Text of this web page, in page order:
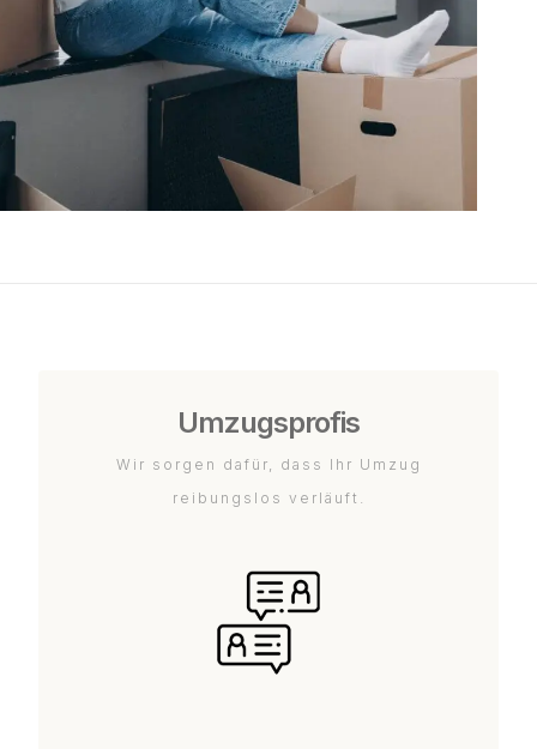
Umzugsprofis
Wir sorgen dafür, dass Ihr Umzug
reibungslos verläuft.